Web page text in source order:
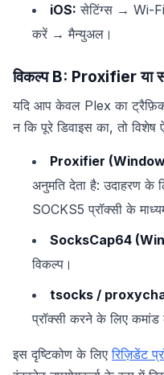
iOS: सेटिंग्स → Wi-
करें → मैन्युअल।
विकल्प B: Proxifier या
यदि आप केवल Plex का ट्रैफ़िक
न कि पूरे डिवाइस का, तो विशेष
Proxifier
अनुमति देता है: उदाहरण के
SOCKS5 प्रॉक्सी के
SocksCap64
विकल्प।
tsocks /
प्रॉक्सी करने के लिए कमांड
इस दृष्टिकोण के लिएरिज़िडेंट